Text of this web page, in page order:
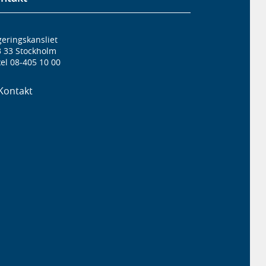
33 Stockholm
08-405 10 00